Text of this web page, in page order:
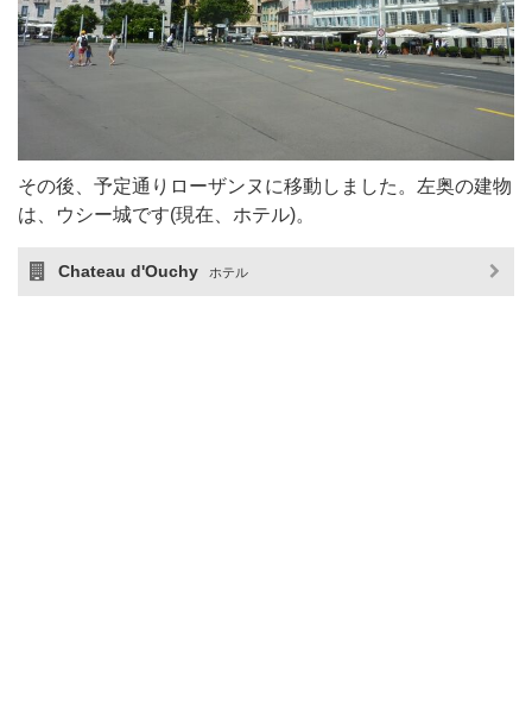
その後、予定通りローザンヌに移動しました。左奥の建物
は、ウシー城です(現在、ホテル)。
Chateau d'Ouchy ホテル